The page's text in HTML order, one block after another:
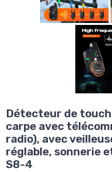
Détecteur de
carpe avec
radio), avec
réglable, sonnerie
S8-4